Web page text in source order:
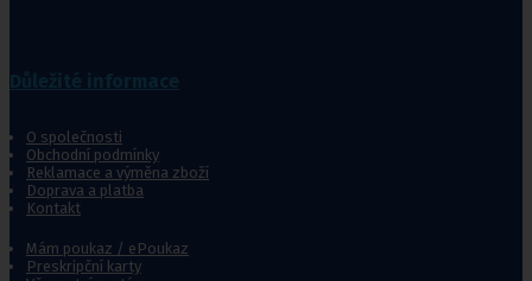
O společnosti
Obchodní podmínky
Reklamace a výměna zboží
Doprava a platba
Kontakt
Mám poukaz / ePoukaz
Preskripční karty